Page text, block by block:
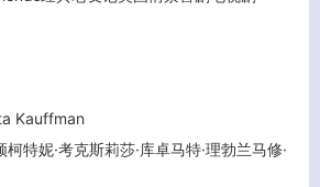
Kauffman
特妮·考克斯莉莎·库卓马特·理勃兰马修·